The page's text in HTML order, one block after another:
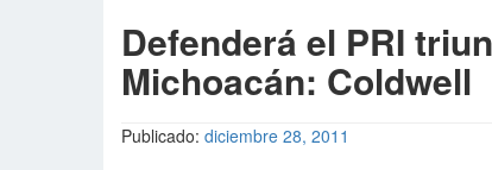
Defenderá el PRI
Michoacán: Coldwell
Publicado: diciembre 28, 2011